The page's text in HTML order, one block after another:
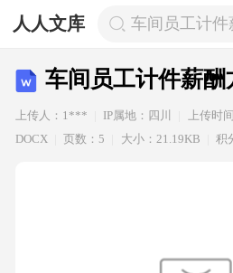
人人文库 车间员工计
车间员工计件薪酬
上传人：1*** IP属地：四川 上传时
DOCX
页数：5 大小：21.19KB 积